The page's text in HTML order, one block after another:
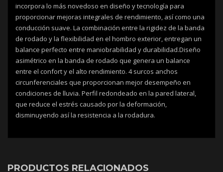
incorpora lo más novedoso en diseño y tecnología para
proporcionar mejoras integrales de rendimiento, así como una
conducción suave. La combinación entre la rigidez de la banda
de rodado y la flexibilidad en el hombro exterior, entregan un
balance perfecto entre maniobrabilidad y durabilidad.Diseño
asimétrico en la banda de rodado que genera un balance
entre el confort y el alto rendimiento. 4 surcos anchos
circunferenciales que proporcionan mejor desempeño en
condiciones de lluvia. Perfil redondeado en la pared lateral,
que reduce el estrés causado por la deformación,
disminuyendo así la resistencia a la rodadura.
PRODUCTOS RELACIONADOS